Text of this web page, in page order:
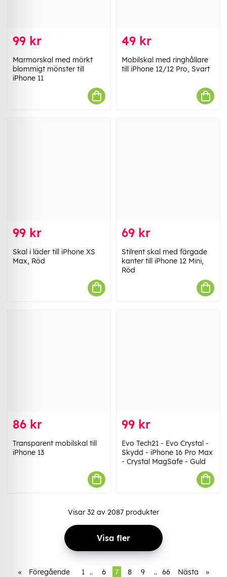
99 kr
Marmorskal med mörkt
blommigt mönster till
iPhone 11
49 kr
Mobilskal med ringhållare
till iPhone 12/12 Pro, Svart
99 kr
Skal i läder till iPhone XS
Max, Röd
69 kr
Stilrent skal med färgade
kanter till iPhone 12 Mini,
Röd
86 kr
Transparent mobilskal till
iPhone 13
99 kr
Evo Tech21 - Evo Crystal -
Skydd - iPhone 16 Pro Max
- Crystal MagSafe - Guld
Visar 32 av 2087 produkter
Visa fler
« Föregående 1 .. 6 7 8 9 .. 66 Nästa »